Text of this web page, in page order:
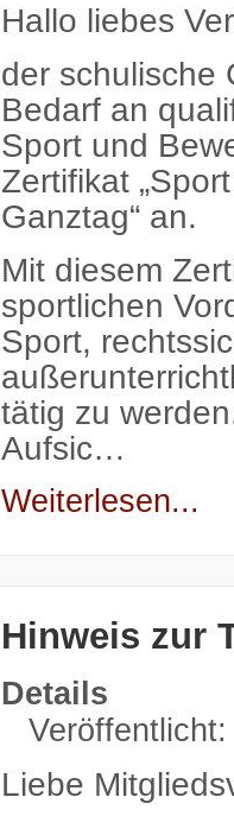
Hallo liebes
der schulische
Bedarf an
Sport und
Zertifikat
Ganztag“ an.
Mit diesem
sportlichen
Sport,
tätig zu
Aufsic…
Weiterlesen...
Hinweis zur
Details
Liebe